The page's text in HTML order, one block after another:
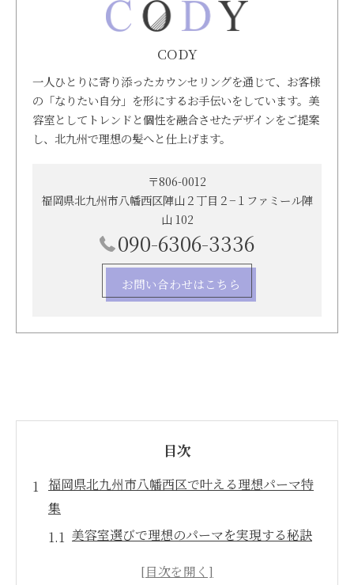
CODY
一人ひとりに寄り添ったカウンセリングを通じて、お客様
の「なりたい自分」を形にするお手伝いをしています。美
容室としてトレンドと個性を融合させたデザインをご提案
し、北九州で理想の髪へと仕上げます。
〒806-0012
福岡県北九州市八幡西区陣山２丁目２−１ファミール陣
山 102
090-6306-3336
お問い合わせはこちら
目次
福岡県北九州市八幡西区で叶える理想パーマ特
集
美容室選びで理想のパーマを実現する秘訣
八幡西区の美容室で人気のパーマスタイル